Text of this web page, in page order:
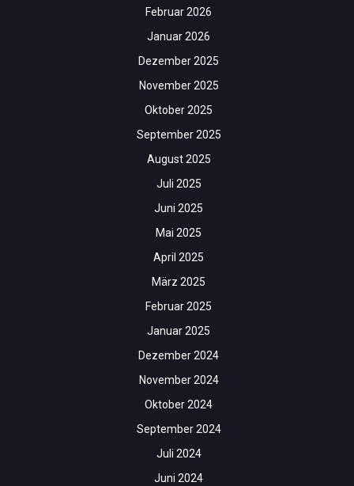
Februar 2026
Januar 2026
Dezember 2025
November 2025
Oktober 2025
September 2025
August 2025
Juli 2025
Juni 2025
Mai 2025
April 2025
März 2025
Februar 2025
Januar 2025
Dezember 2024
November 2024
Oktober 2024
September 2024
Juli 2024
Juni 2024